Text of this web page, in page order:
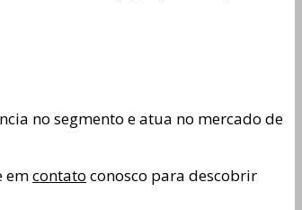
no segmento e atua no mercado de
emcontato conosco para descobrir